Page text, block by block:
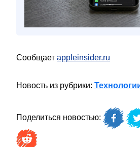
Сообщает appleinsider.ru
Новость из рубрики:
Поделиться новостью: